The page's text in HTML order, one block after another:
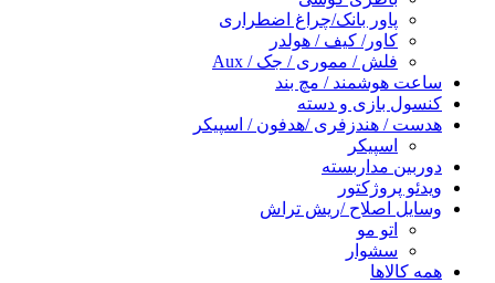
پاور بانک/چراغ اضطراری
کاور/ کیف / هولدر
فلش / مموری / جک / Aux
ساعت هوشمند / مچ بند
کنسول بازی و دسته
هدست / هندزفری /هدفون / اسپیکر
اسپیکر
دوربین مداربسته
ویدئو پروژکتور
وسایل اصلاح /ریش تراش
اتو مو
سشوار
همه کالاها